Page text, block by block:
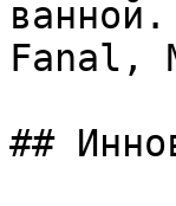
Fanal,
##